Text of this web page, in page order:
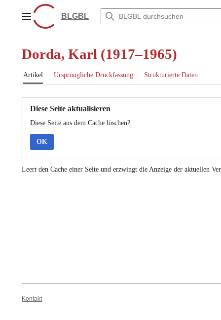
springenHauptmenüBLGBL
Dorda, Karl (1917–1965)
Artikel Ursprüngliche Druckfassung Strukturierte Daten
Diese Seite aktualisieren
Diese Seite aus dem Cache löschen?
OK
Leert den Cache einer Seite und erzwingt die Anzeige der aktuellen
Kontakt